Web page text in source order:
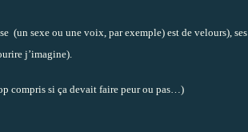
(un sexe ou une voix, par exemple) est de velours), ses
j’imagine).
compris si ça devait faire peur ou pas…)